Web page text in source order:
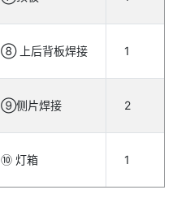
⑧ 上后背板焊接 1
⑨侧片焊接 2
⑩ 灯箱 1